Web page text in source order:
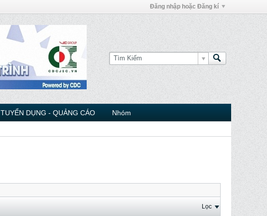
Đăng nhập hoặc Đăng kí
TUYỂN DỤNG - QUẢNG CÁO Nhóm
Lọc